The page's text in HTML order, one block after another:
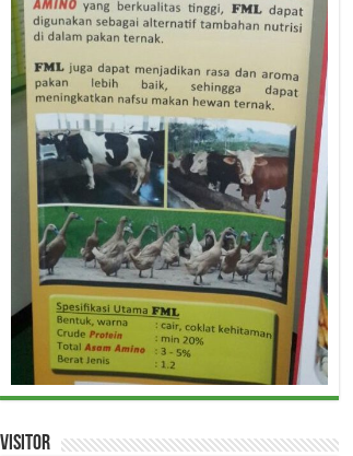
Visitor